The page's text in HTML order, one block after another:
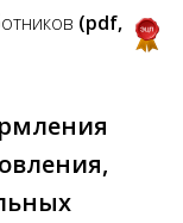
(pdf,